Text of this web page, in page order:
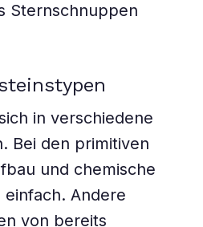
Sternschnuppen
in verschiedene
Bei den primitiven
und chemische
einfach. Andere
von bereits